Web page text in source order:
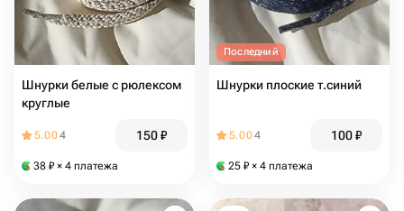
Шнурки белые с рюлексом
круглые
5.004 150₽
38 ₽ × 4 платежа
Последний
Шнурки плоские т.синий
5.004 100₽
25 ₽ × 4 платежа